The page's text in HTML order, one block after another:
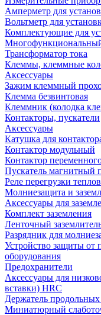
Амперметр для
Вольтметр для
Комплектующие для
Трансформатор тока
Клеммы, клеммные
Аксессуары
Зажим клеммный
Клемма безвинтовая
Клеммник (колодка
Контакторы, пускатели
Аксессуары
Катушка для
Контактор модульный
Контактор
Пускатель магнитный
Реле перегрузки
Молниезащита и
Аксессуары для
Комплект заземления
Ленточный
Разрядник для
Устройство защиты от
оборудования
Предохранители
Аксессуары для
вставки) HRC
Держатель
Миниатюрный